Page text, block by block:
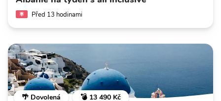
Před 13 hodinami
🌴 Dovolená 💣 13 490 Kč